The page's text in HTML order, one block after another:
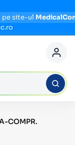
pe site-ul
COMPR.